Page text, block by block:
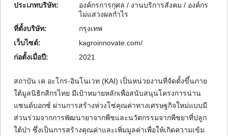
ประเภทบริษัท:
องค์กรการกุศล / งานบริการสังคม / องค์กร
ไม่แสวงผลกำไร
ที่ตั้งบริษัท:
กรุงเทพ
เว็บไซต์:
kagroinnovate.com/
ก่อตั้งเมื่อปี:
2021
สถาบัน เค อะโกร-อินโนเวท (KAI) เป็นหน่วยงานที่จัดตั้งขึ้นภาย
ใต้มูลนิธิกสิกรไทย มีเป้าหมายหลักเพื่อสนับสนุนโครงการน่าน
แซนด์บอกซ์ ผ่านการสร้างห่วงโซ่คุณค่าทางเศรษฐกิจใหม่แบบมี
ส่วนร่วมจากการพัฒนายาจากพืชและนวัตกรรมจากพืชยาที่ปลูก
ใต้ป่า ซึ่งเป็นการสร้างคุณค่าและเพิ่มมูลค่าเพื่อให้เกิดความเข้ม